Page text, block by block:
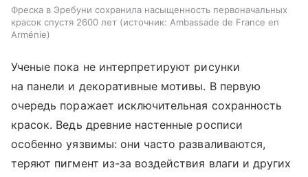
Фреска в Эребуни сохранила насыщенность первоначальных
красок спустя 2600 лет
источник: Ambassade de France en
Arménie
Ученые пока не интерпретируют рисунки
на панели и декоративные мотивы. В первую
очередь поражает исключительная сохранность
красок. Ведь древние настенные росписи
особенно уязвимы: они часто разваливаются,
теряют пигмент из-за воздействия влаги и других